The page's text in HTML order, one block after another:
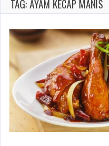
TAG: AYAM KECAP MANIS